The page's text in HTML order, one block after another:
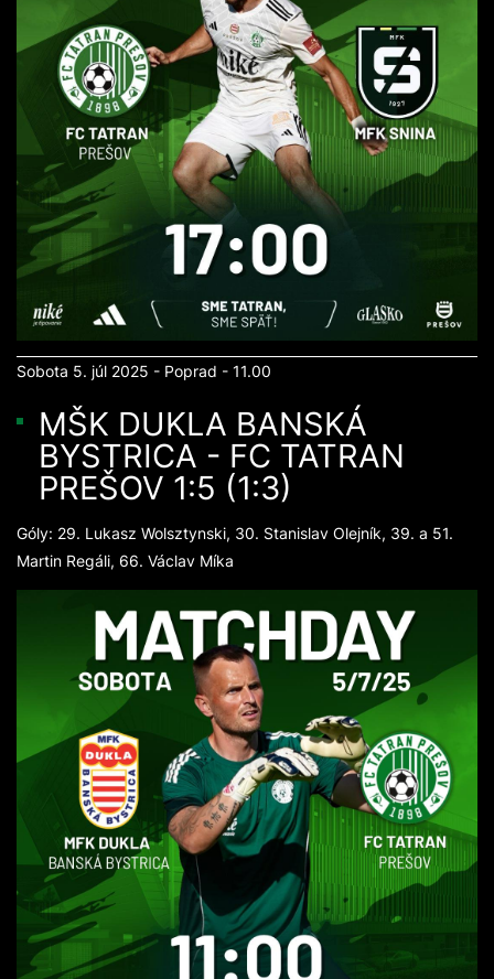
Sobota 5. júl 2025 - Poprad - 11.00
MŠK DUKLA BANSKÁ
BYSTRICA - FC TATRAN
PREŠOV 1:5 (1:3)
Góly: 29. Lukasz Wolsztynski, 30. Stanislav Olejník, 39. a 51.
Martin Regáli, 66. Václav Míka